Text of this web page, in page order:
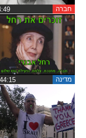
remove_circle_outline
Decrease font
brightness_high
ניגודיות בהירה
חברה
מדינה